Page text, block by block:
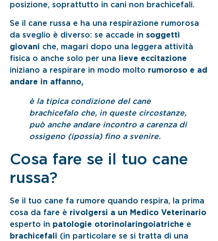
posizione, soprattutto in cani non brachicefali.
Se il cane russa e ha una respirazione rumorosa
da sveglio è diverso: se accade in soggetti
giovani che, magari dopo una leggera attività
fisica o anche solo per una
lieve eccitazione
iniziano a respirare in modo molto rumoroso e ad
andare in affanno,
è la tipica condizione del cane
brachicefalo che, in queste circostanze,
può anche andare incontro a carenza di
ossigeno (ipossia) fino a svenire.
Cosa fare se il tuo cane
russa?
Se il tuo cane fa rumore quando respira, la prima
cosa da fare è rivolgersi a un Medico Veterinario
esperto in patologie otorinolaringoiatriche e
brachicefali (in particolare se si tratta di una